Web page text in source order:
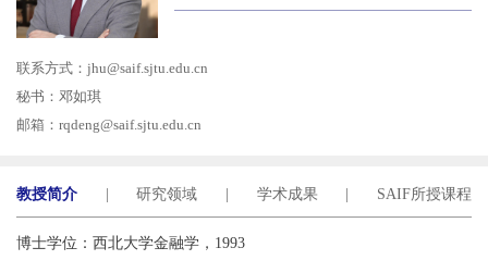
联系方式： jhu@saif.sjtu.edu.cn
秘书：邓如琪
邮箱： rqdeng@saif.sjtu.edu.cn
教授简介 研究领域 学术成果 SAIF所授课程
博士学位：西北大学金融学，1993